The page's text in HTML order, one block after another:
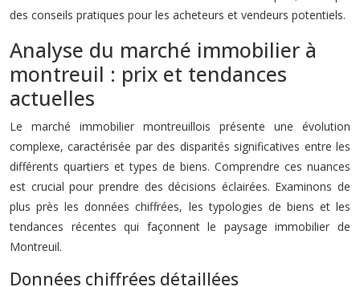
des conseils pratiques pour les acheteurs et vendeurs potentiels.
Analyse du marché immobilier à
montreuil : prix et tendances
actuelles
Le marché immobilier montreuillois présente une évolution
complexe, caractérisée par des disparités significatives entre les
différents quartiers et types de biens. Comprendre ces nuances
est crucial pour prendre des décisions éclairées. Examinons de
plus près les données chiffrées, les typologies de biens et les
tendances récentes qui façonnent le paysage immobilier de
Montreuil.
Données chiffrées détaillées